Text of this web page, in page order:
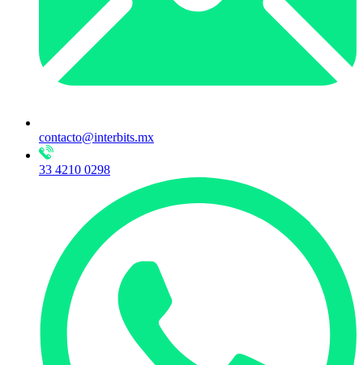
contacto@interbits.mx
33 4210 0298